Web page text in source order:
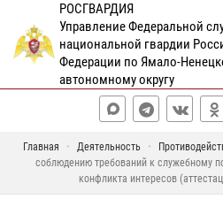
РОСГВАРДИЯ
Управление Федеральной
национальной гвардии
Федерации по Ямало-
автономному округу
Главная Деятельность
соблюдению требований к служебному
конфликта интересов